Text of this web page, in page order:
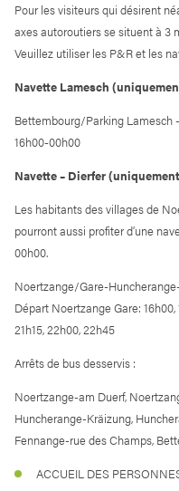
Pour les visiteurs qui désirent
axes autoroutiers se situent à 3
Veuillez utiliser les P&R et les
Navette Lamesch
Bettembourg/Parking
16h00-00h00
Navette – Dierfer
Les habitants des villages de
pourront aussi profiter d’une
00h00.
Noertzange/Gare-
Départ Noertzange Gare: 16h00,
21h15, 22h00, 22h45
Arrêts de bus desservis :
Noertzange-am Duerf,
Huncherange-Kräizung,
Fennange-rue des Champs,
ACCUEIL DES